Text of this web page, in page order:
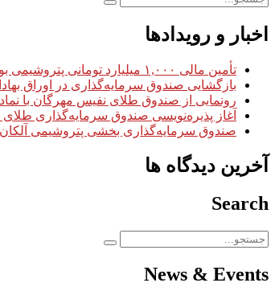
اخبار و رویدادها
تأمین مالی ۱,۰۰۰ میلیارد تومانی پتروشیمی بوشهر با نقش‌آفرینی سبدگردان مهرگان
بازگشایی صندوق سرمایه‌گذاری در اوراق
رونمایی از صندوق طلای نفیس مهرگان با
آغاز پذیره‌نویسی صندوق سرمایه‌گذاری طلای
صندوق سرمایه‌گذاری بخشی پتروشیمی
آخرین دیدگاه ها
Search
News & Events